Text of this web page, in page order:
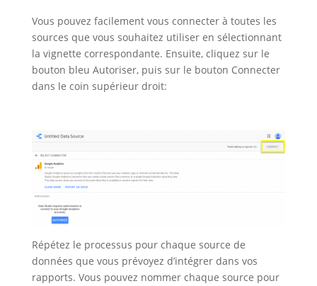
Vous pouvez facilement vous connecter à toutes les
sources que vous souhaitez utiliser en sélectionnant
la vignette correspondante. Ensuite, cliquez sur le
bouton bleu Autoriser, puis sur le bouton Connecter
dans le coin supérieur droit:
Répétez le processus pour chaque source de
données que vous prévoyez d’intégrer dans vos
rapports. Vous pouvez nommer chaque source pour